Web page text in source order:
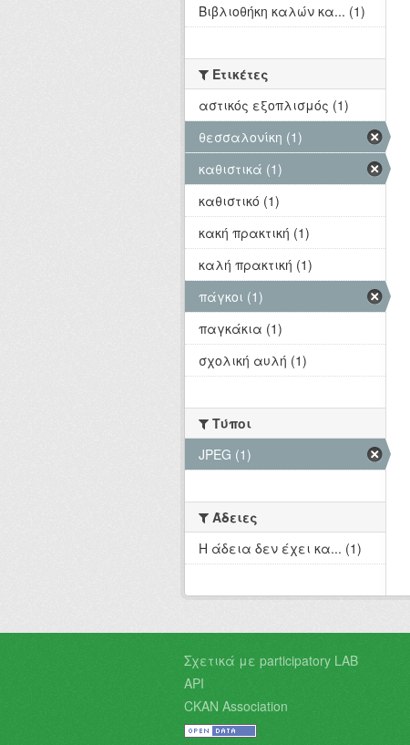
Βιβλιοθήκη καλών κα... (1)
Ετικέτες
αστικός εξοπλισμός (1)
θεσσαλονίκη (1)
καθιστικά (1)
καθιστικό (1)
κακή πρακτική (1)
καλή πρακτική (1)
πάγκοι (1)
παγκάκια (1)
σχολική αυλή (1)
Τύποι
JPEG (1)
Άδειες
Η άδεια δεν έχει κα... (1)
Σχετικά με participatory LAB
API
CKAN Association